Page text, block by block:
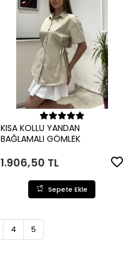
Sepete Ekle
KISA KOLLU YANDAN
BAĞLAMALI GÖMLEK
1.906,50 TL
Sepete Ekle
4 5